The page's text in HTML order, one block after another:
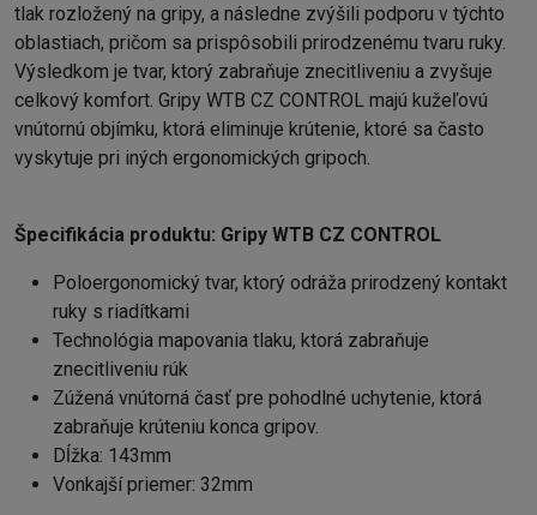
tlak rozložený na gripy, a následne zvýšili podporu v týchto
oblastiach, pričom sa prispôsobili prirodzenému tvaru ruky.
Výsledkom je tvar, ktorý zabraňuje znecitliveniu a zvyšuje
celkový komfort. Gripy WTB CZ CONTROL majú kužeľovú
vnútornú objímku, ktorá eliminuje krútenie, ktoré sa často
vyskytuje pri iných ergonomických gripoch.
Špecifikácia produktu: Gripy WTB CZ CONTROL
Poloergonomický tvar, ktorý odráža prirodzený kontakt
ruky s riadítkami
Technológia mapovania tlaku, ktorá zabraňuje
znecitliveniu rúk
Zúžená vnútorná časť pre pohodlné uchytenie, ktorá
zabraňuje krúteniu konca gripov.
Dĺžka: 143mm
Vonkajší priemer: 32mm